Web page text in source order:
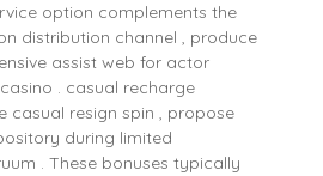
option complements the
distribution channel , produce
assist web for actor
. casual recharge
casual resign spin , propose
during limited
. These bonuses typically